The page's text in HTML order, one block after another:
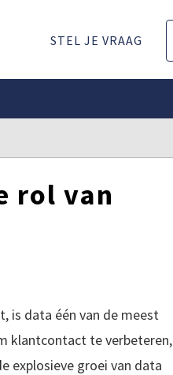
STEL JE VRAAG
rol van
is data één van de meest
klantcontact te verbeteren,
explosieve groei van data